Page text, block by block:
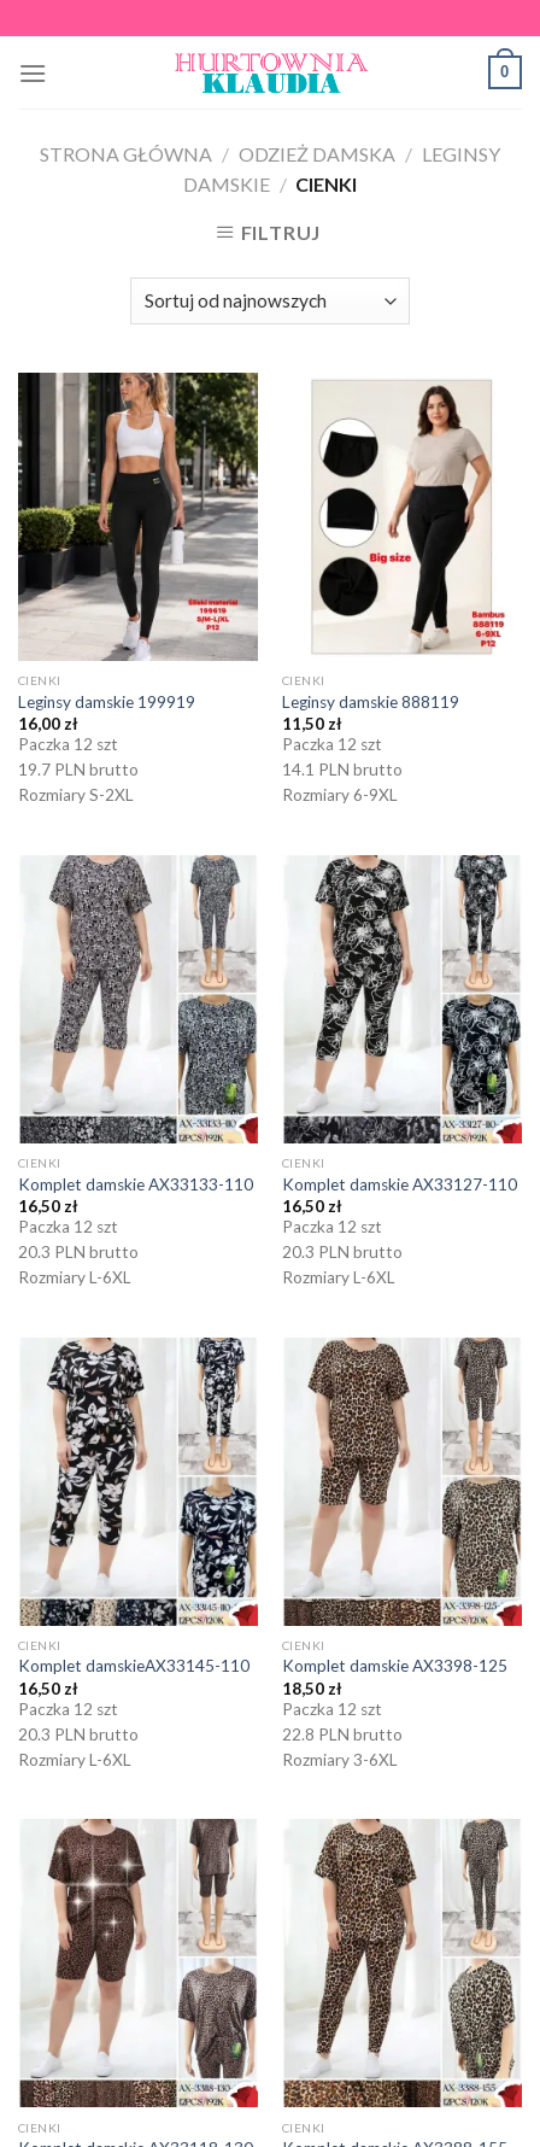
to
content
0
STRONA GŁÓWNA / ODZIEŻ DAMSKA / LEGINSY
DAMSKIE / CIENKI
FILTRUJ
CIENKI
Leginsy damskie 199919
16,00 zł
Paczka 12 szt
19.7 PLN brutto
Rozmiary S-2XL
CIENKI
Leginsy damskie 888119
11,50 zł
Paczka 12 szt
14.1 PLN brutto
Rozmiary 6-9XL
CIENKI
Komplet damskie AX33133-110
16,50 zł
Paczka 12 szt
20.3 PLN brutto
Rozmiary L-6XL
CIENKI
Komplet damskie AX33127-110
16,50 zł
Paczka 12 szt
20.3 PLN brutto
Rozmiary L-6XL
CIENKI
Komplet damskieAX33145-110
16,50 zł
Paczka 12 szt
20.3 PLN brutto
Rozmiary L-6XL
CIENKI
Komplet damskie AX3398-125
18,50 zł
Paczka 12 szt
22.8 PLN brutto
Rozmiary 3-6XL
CIENKI CIENKI